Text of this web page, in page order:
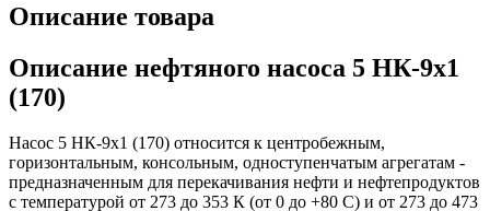
Описание товара
Описание нефтяного насоса 5 НК-9х1
(170)
Насос 5 НК-9х1 (170) относится к центробежным,
горизонтальным, консольным, одноступенчатым агрегатам -
предназначенным для перекачивания нефти и нефтепродуктов
с температурой от 273 до 353 К (от 0 до +80 С) и от 273 до 473